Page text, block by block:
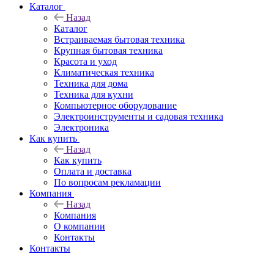
Каталог
Назад
Каталог
Встраиваемая бытовая техника
Крупная бытовая техника
Красота и уход
Климатическая техника
Техника для дома
Техника для кухни
Компьютерное оборудование
Электроинструменты и садовая техника
Электроника
Как купить
Назад
Как купить
Оплата и доставка
По вопросам рекламации
Компания
Назад
Компания
О компании
Контакты
Контакты